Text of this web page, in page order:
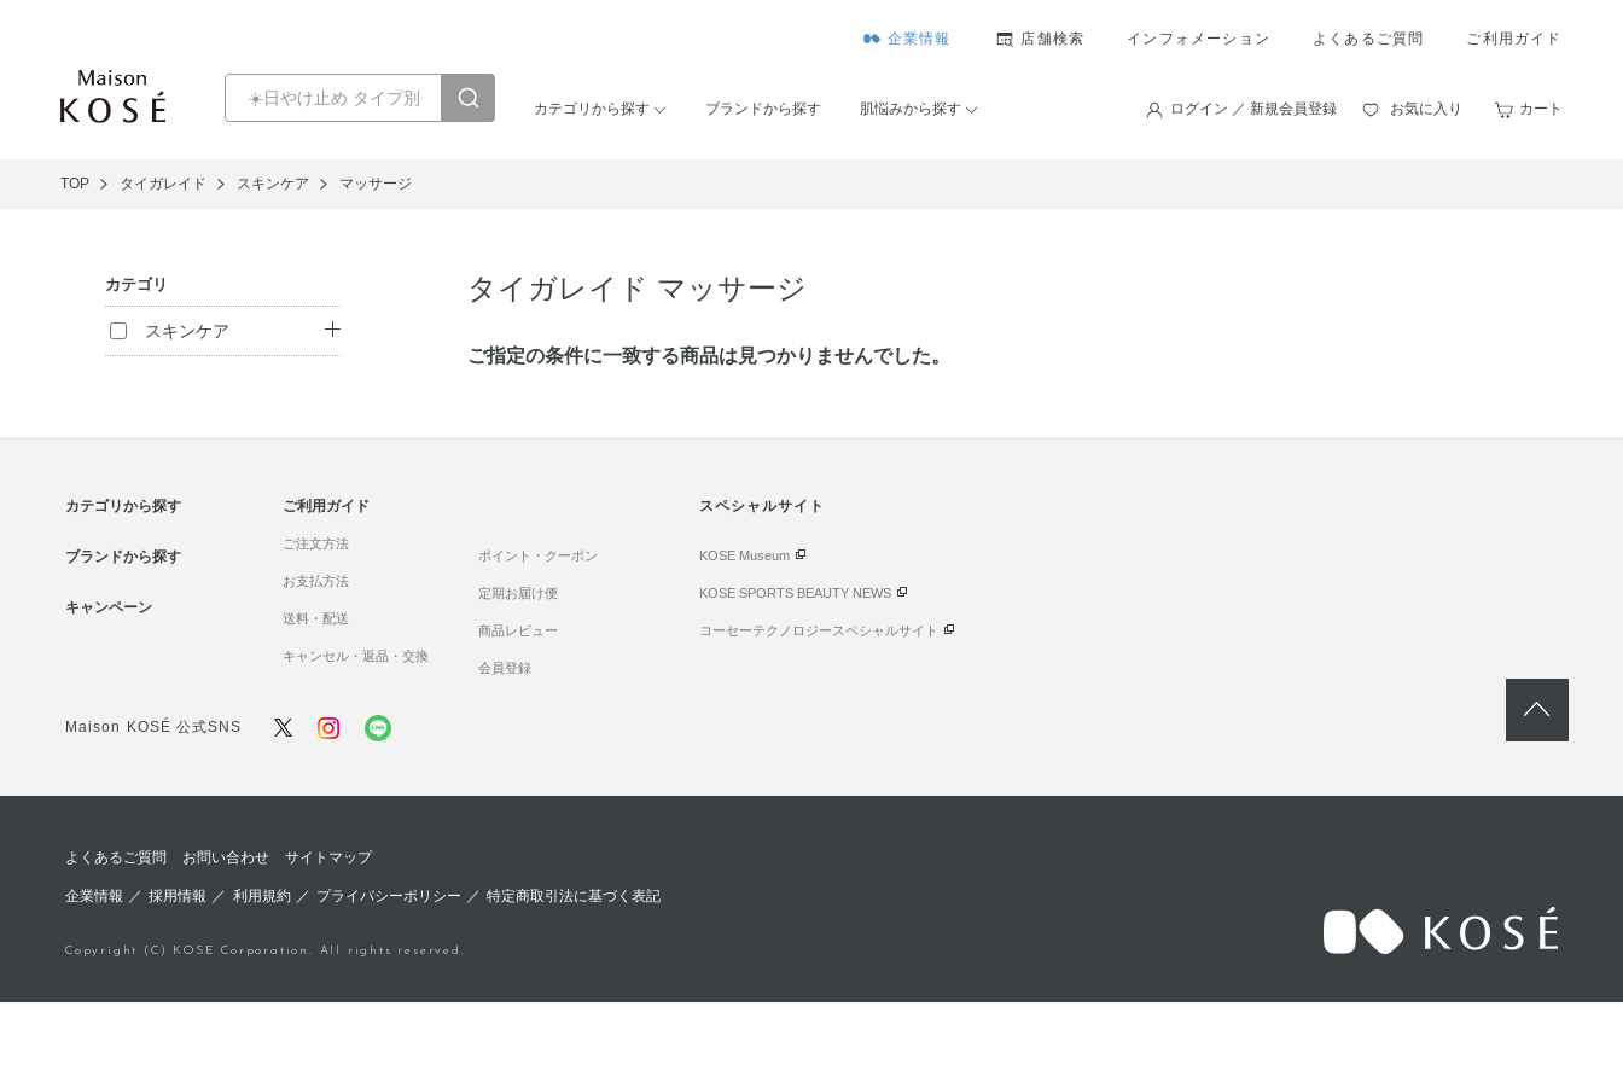
企業情報 店舗検索 インフォメーション よくあるご質問 ご利用ガイド
カテゴリから探す ブランドから探す 肌悩みから探す ログイン ／ 新規会員登録 お気に入り カート
TOP タイガレイド スキンケア マッサージ
タイガレイド マッサージ
カテゴリ
スキンケア
ジェル・美容液
パック・マスク
マッサージ
ご指定の条件に⼀致する商品は見つかりませんでした。
カテゴリから探す
ブランドから探す
キャンペーン
ご利用ガイド
ご注文方法
お支払方法
送料・配送
キャンセル・返品・交換
ポイント・クーポン
定期お届け便
商品レビュー
会員登録
スペシャルサイト
KOSE Museum
KOSE SPORTS BEAUTY NEWS
コーセーテクノロジースペシャルサイト
Maison KOSÉ 公式SNS
よくあるご質問 お問い合わせ サイトマップ
企業情報 ／採用情報 ／ 利用規約／ プライバシーポリシー ／ 特定商取引法に基づく表記
Copyright (C) KOSE Corporation. All rights reserved.